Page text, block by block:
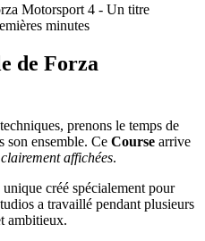
Motorsport 4 - Un titre
minutes
de Forza
prenons le temps de
son ensemble. Ce Course arrive
affichées.
créé spécialement pour
a travaillé pendant plusieurs
ambitieux.